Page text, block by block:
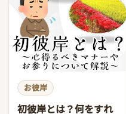
お彼岸
初彼岸とは？何をすれ